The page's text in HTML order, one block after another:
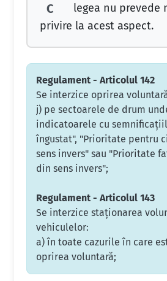
C
legea nu prevede
privire la acest aspect.
Regulament - Articolul 142
Se interzice oprirea
j) pe sectoarele de drum
indicatoarele cu
îngustat", "Prioritate pentru
sens invers" sau "Prioritate
din sens invers";
Regulament - Articolul 143
Se interzice staţionarea
vehiculelor:
a) în toate cazurile în care
oprirea voluntară;